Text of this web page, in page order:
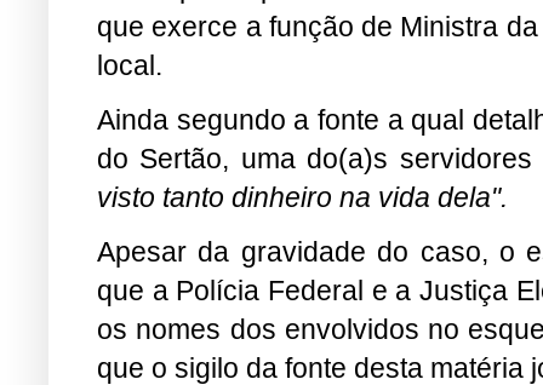
que exerce a função de Ministra
local.
Ainda segundo a fonte a qual
do Sertão, uma do(a)s
visto tanto dinheiro na vida dela".
Apesar da gravidade do caso, o
que a Polícia Federal e a Justiça
os nomes dos envolvidos no
que o sigilo da fonte desta matéria